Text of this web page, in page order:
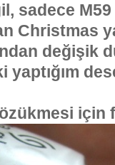
sadece
Christmas
değişik
yaptığım